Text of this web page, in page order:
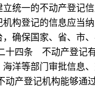
统一的不动产登记信
构登记的信息应当纳
确保国家、省、市
四条 不动产登记有
洋等部门审批信息
登记机构能够通